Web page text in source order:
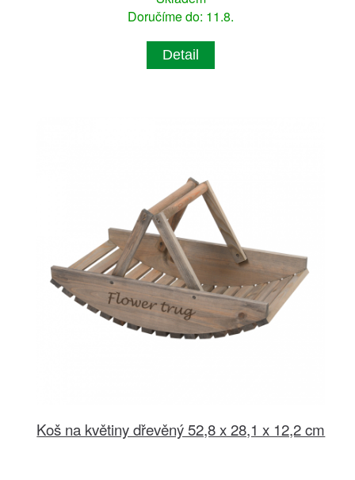
Doručíme do: 11.8.
Detail
Koš na květiny dřevěný 52,8 x 28,1 x 12,2 cm